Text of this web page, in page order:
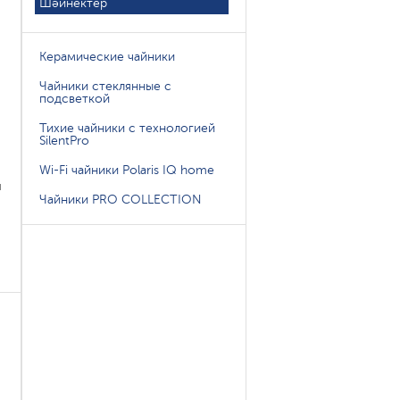
Шәйнектер
Керамические чайники
Чайники стеклянные с
подсветкой
Тихие чайники с технологией
SilentPro
Wi-Fi чайники Polaris IQ home
Чайники PRO COLLECTION